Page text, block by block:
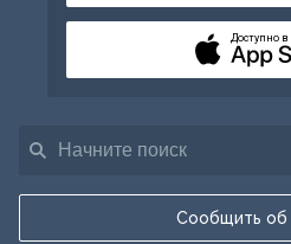
Сообщить об
Доступно в